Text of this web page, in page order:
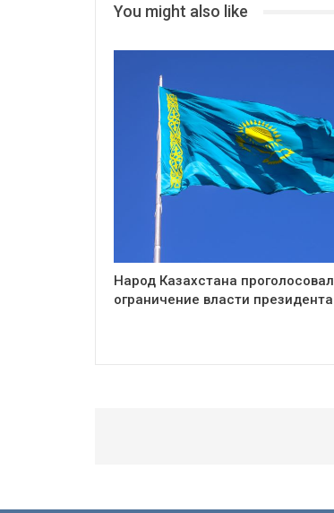
You might also like
Народ Казахстана
ограничение власти президента